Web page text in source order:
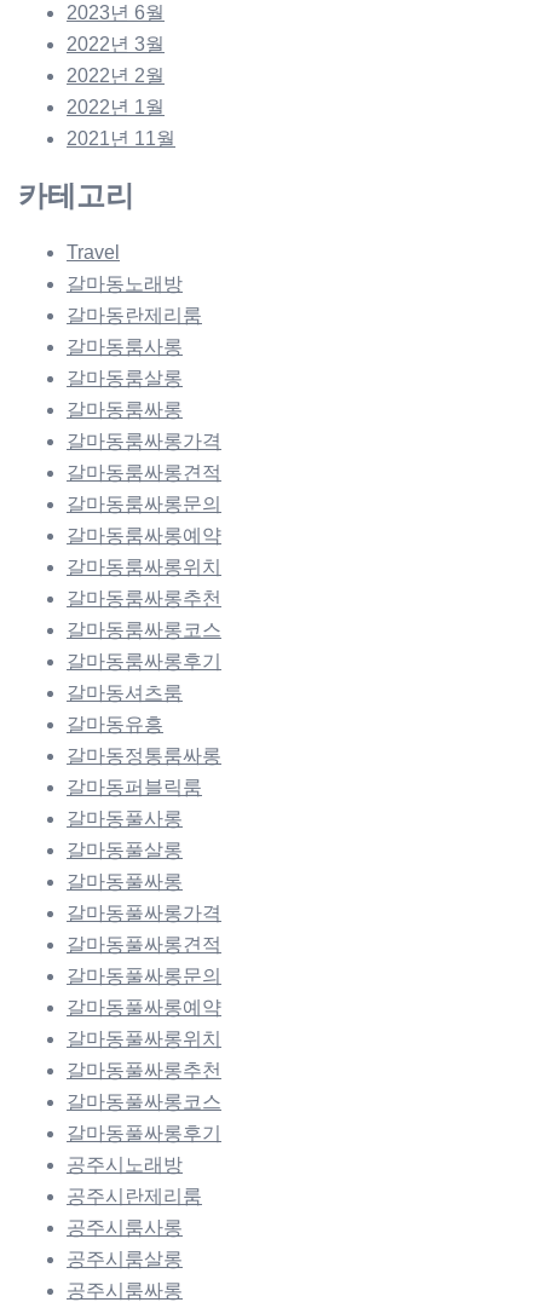
2023년 6월
2022년 3월
2022년 2월
2022년 1월
2021년 11월
카테고리
Travel
갈마동노래방
갈마동란제리룸
갈마동룸사롱
갈마동룸살롱
갈마동룸싸롱
갈마동룸싸롱가격
갈마동룸싸롱견적
갈마동룸싸롱문의
갈마동룸싸롱예약
갈마동룸싸롱위치
갈마동룸싸롱추천
갈마동룸싸롱코스
갈마동룸싸롱후기
갈마동셔츠룸
갈마동유흥
갈마동정통룸싸롱
갈마동퍼블릭룸
갈마동풀사롱
갈마동풀살롱
갈마동풀싸롱
갈마동풀싸롱가격
갈마동풀싸롱견적
갈마동풀싸롱문의
갈마동풀싸롱예약
갈마동풀싸롱위치
갈마동풀싸롱추천
갈마동풀싸롱코스
갈마동풀싸롱후기
공주시노래방
공주시란제리룸
공주시룸사롱
공주시룸살롱
공주시룸싸롱